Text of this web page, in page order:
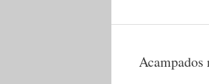
Acampados